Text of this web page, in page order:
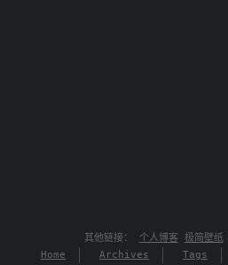
其他链接： 个人博客 极简壁纸
Home
Archives Tags